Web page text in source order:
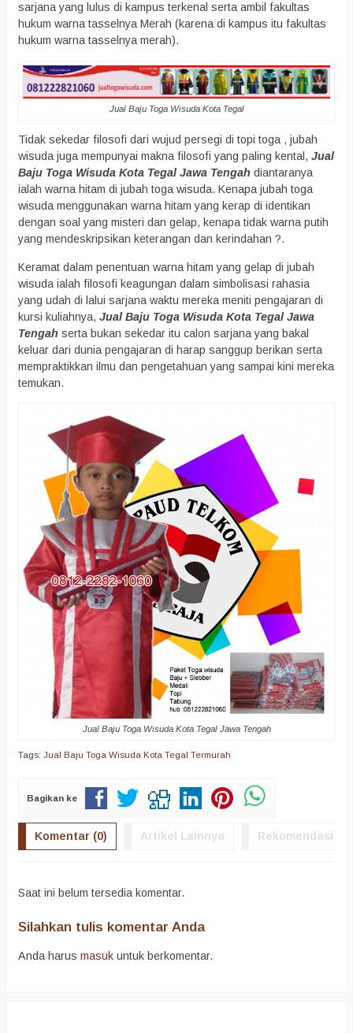
sarjana yang lulus di kampus terkenal serta ambil fakultas
hukum warna tasselnya Merah (karena di kampus itu fakultas
hukum warna tasselnya merah).
Jual Baju Toga Wisuda Kota Tegal
Tidak sekedar filosofi dari wujud persegi di topi toga , jubah
wisuda juga mempunyai makna filosofi yang paling kental, Jual
Baju Toga Wisuda Kota Tegal Jawa Tengah diantaranya
ialah warna hitam di jubah toga wisuda. Kenapa jubah toga
wisuda menggunakan warna hitam yang kerap di identikan
dengan soal yang misteri dan gelap, kenapa tidak warna putih
yang mendeskripsikan keterangan dan kerindahan ?.
Keramat dalam penentuan warna hitam yang gelap di jubah
wisuda ialah filosofi keagungan dalam simbolisasi rahasia
yang udah di lalui sarjana waktu mereka meniti pengajaran di
kursi kuliahnya, Jual Baju Toga Wisuda Kota Tegal Jawa
Tengah serta bukan sekedar itu calon sarjana yang bakal
keluar dari dunia pengajaran di harap sanggup berikan serta
mempraktikkan ilmu dan pengetahuan yang sampai kini mereka
temukan.
Jual Baju Toga Wisuda Kota Tegal Jawa Tengah
Tags: Jual Baju Toga Wisuda Kota Tegal Termurah
Bagikan ke
Komentar (0) Artikel Lainnya Rekomendasi
Saat ini belum tersedia komentar.
Silahkan tulis komentar Anda
Anda harus masuk untuk berkomentar.